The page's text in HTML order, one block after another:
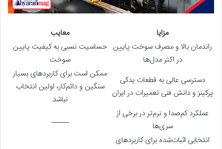
مزایا
معایب
راندمان بالا و مصرف سوخت پایین
در اکثر مدل‌ها
حساسیت نسبی به کیفیت پایین
سوخت
دسترسی عالی به قطعات یدکی
پرکینز و دانش فنی تعمیرات در ایران
ممکن است برای کاربردهای بسیار
سنگین و دائم‌کار، اولین انتخاب
نباشد
عملکرد کم‌صدا و نرم‌تر در برخی از
سری‌ها
_____
انتخابی اثبات‌شده برای کاربردهای